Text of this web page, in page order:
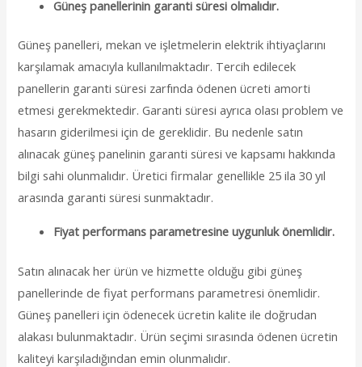
Güneş panellerinin garanti süresi olmalıdır.
Güneş panelleri, mekan ve işletmelerin elektrik ihtiyaçlarını
karşılamak amacıyla kullanılmaktadır. Tercih edilecek
panellerin garanti süresi zarfında ödenen ücreti amorti
etmesi gerekmektedir. Garanti süresi ayrıca olası problem ve
hasarın giderilmesi için de gereklidir. Bu nedenle satın
alınacak güneş panelinin garanti süresi ve kapsamı hakkında
bilgi sahi olunmalıdır. Üretici firmalar genellikle 25 ila 30 yıl
arasında garanti süresi sunmaktadır.
Fiyat performans parametresine uygunluk önemlidir.
Satın alınacak her ürün ve hizmette olduğu gibi güneş
panellerinde de fiyat performans parametresi önemlidir.
Güneş panelleri için ödenecek ücretin kalite ile doğrudan
alakası bulunmaktadır. Ürün seçimi sırasında ödenen ücretin
kaliteyi karşıladığından emin olunmalıdır.